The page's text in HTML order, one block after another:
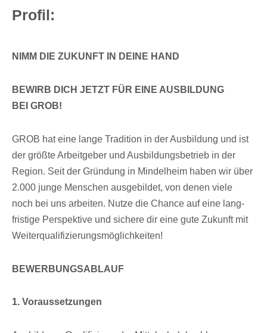
Profil:
NIMM DIE ZUKUNFT IN DEINE HAND
BEWIRB DICH JETZT FÜR EINE AUSBILDUNG
BEI GROB!
GROB hat eine lange Tradi­tion in der Ausbil­dung und ist
der größte Arbeit­ge­ber und Ausbil­dungs­be­trieb in der
Region. Seit der Grün­dung in Mindel­heim haben wir über
2.000 junge Menschen ausge­bil­det, von denen viele
noch bei uns arbei­ten. Nutze die Chance auf eine lang­
fris­tige Perspek­tive und sichere dir eine gute Zukunft mit
Weiterqualifizierungsmöglichkeiten!
BEWERBUNGSABLAUF
1. Voraus­set­zun­gen